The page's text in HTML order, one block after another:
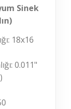
Sinek
18x16
0.011"